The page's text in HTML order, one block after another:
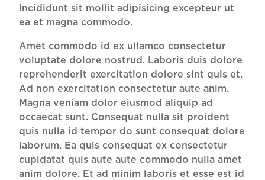
Incididunt sit mollit adipisicing excepteur ut
ea et magna commodo.
Amet commodo id ex ullamco consectetur
voluptate dolore nostrud. Laboris duis dolore
reprehenderit exercitation dolore sint quis et.
Ad non exercitation consectetur aute anim.
Magna veniam dolor eiusmod aliquip ad
occaecat sunt. Consequat nulla sit proident
quis nulla id tempor do sunt consequat dolore
laborum. Ea quis consequat ex consectetur
cupidatat quis aute aute commodo nulla amet
anim dolore. Et ad minim laboris et esse est id